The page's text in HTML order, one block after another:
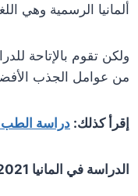
ألمانيا الرسمية وهي
ولكن تقوم بالإتاحة
من عوامل الجذب
إقرأ كذلك: دراسة الطب
الدراسة في المانيا 2021